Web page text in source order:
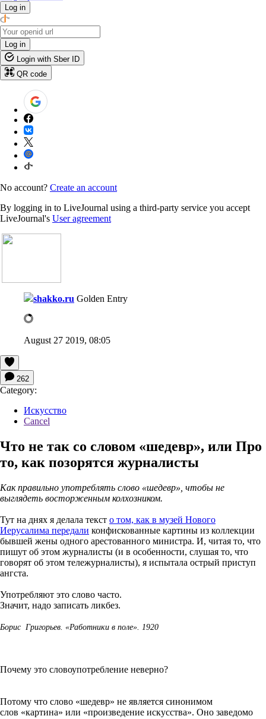
Log in
Log in
Login with Sber ID
QR code
No account? Create an account
By logging in to LiveJournal using a third-party service you accept
LiveJournal's User agreement
shakko.ru Golden Entry
August 27 2019, 08:05
262
Category:
Искусство
Cancel
Что не так со словом «шедевр», или Про
то, как позорятся журналисты
Как правильно употреблять слово «шедевр», чтобы не
выглядеть восторженным колхозником.
Тут на днях я делала текст о том, как в музей Нового
Иерусалима передали конфискованные картины из коллекции
бывшей жены одного арестованного министра. И, читая то, что
пишут об этом журналисты (и в особенности, слушая то, что
говорят об этом тележурналисты), я испытала острый приступ
ангста.
Употребляют это слово часто.
Значит, надо записать ликбез.
Борис Григорьев. «Работники в поле». 1920
Почему это словоупотребление неверно?
Потому что слово «шедевр» не является синонимом
слов «картина» или «произведение искусства». Оно заведомо